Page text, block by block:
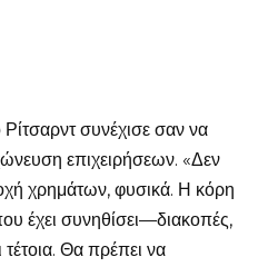
συνέχισε σαν να
επιχειρήσεων. «Δεν
χρημάτων, φυσικά. Η κόρη
έχει συνηθίσει—διακοπές,
Θα πρέπει να